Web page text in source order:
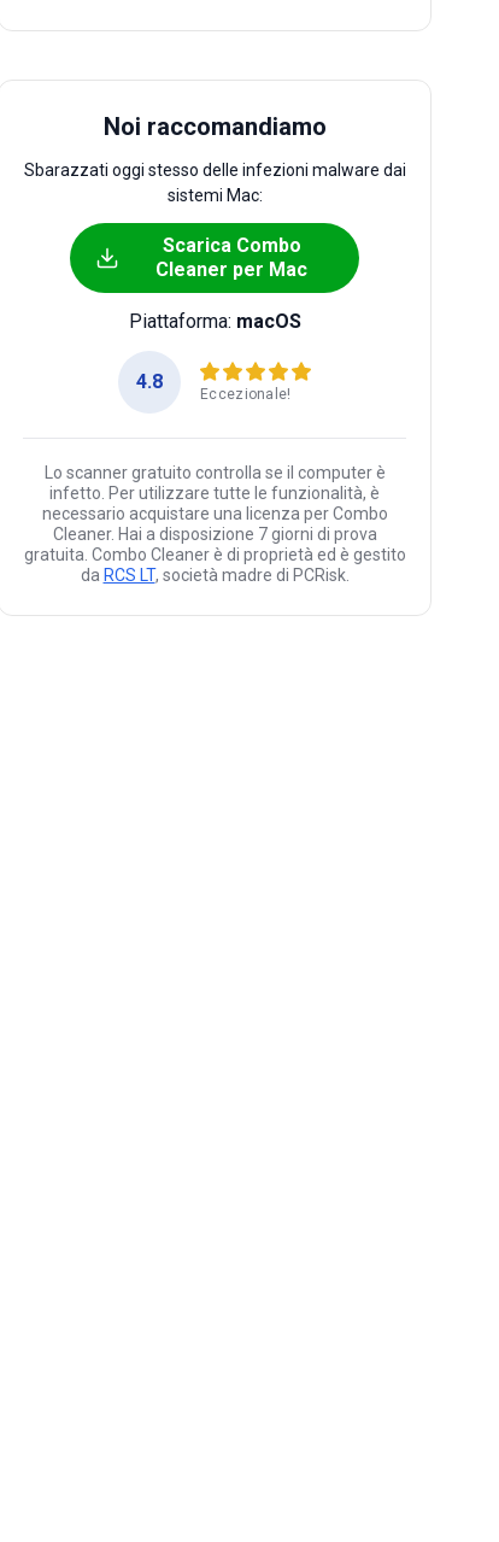
Noi raccomandiamo
Sbarazzati oggi stesso delle infezioni malware dai
sistemi Mac:
Scarica Combo
Cleaner per Mac
Piattaforma: macOS
4.8
Eccezionale!
Lo scanner gratuito controlla se il computer è
infetto. Per utilizzare tutte le funzionalità, è
necessario acquistare una licenza per Combo
Cleaner. Hai a disposizione 7 giorni di prova
gratuita. Combo Cleaner è di proprietà ed è gestito
da RCS LT, società madre di PCRisk.